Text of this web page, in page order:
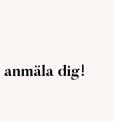
dig!